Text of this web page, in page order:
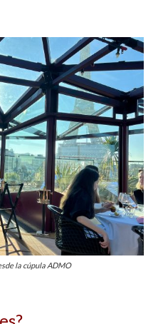
la cúpula ADMO